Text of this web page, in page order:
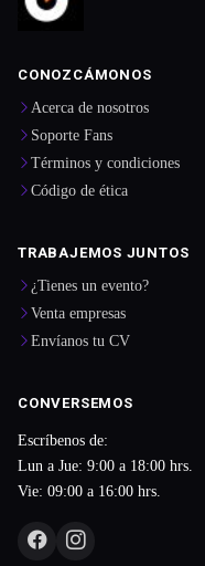
CONOZCÁMONOS
Acerca de nosotros
Soporte Fans
Términos y condiciones
Código de ética
TRABAJEMOS JUNTOS
¿Tienes un evento?
Venta empresas
Envíanos tu CV
CONVERSEMOS
Escríbenos de:
Lun a Jue: 9:00 a 18:00 hrs.
Vie: 09:00 a 16:00 hrs.